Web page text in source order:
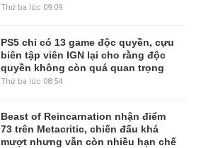
Thứ ba lúc 09:09
PS5 chỉ có 13 game độc quyền, cựu
biên tập viên IGN lại cho rằng độc
quyền không còn quá quan trọng
Thứ ba lúc 08:54
Beast of Reincarnation nhận điểm
73 trên Metacritic, chiến đấu khá
mượt nhưng vẫn còn nhiều hạn chế